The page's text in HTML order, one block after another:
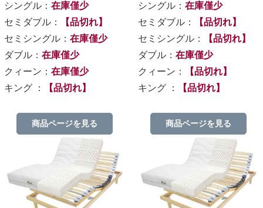
シングル： 在庫僅少
セミダブル：
【品切れ】
セミシングル： 在庫僅少
ダブル： 在庫僅少
クィーン： 在庫僅少
キング ：
【品切れ】
商品ページを見る
シングル：在庫僅少
セミダブル：
【品切れ】
セミシングル：
【品切れ】
ダブル：在庫僅少
クィーン：
【品切れ】
キング ：
【品切れ】
商品ページを見る